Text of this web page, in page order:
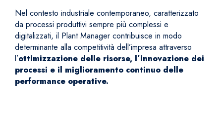
Nel contesto industriale contemporaneo, caratterizzato
da processi produttivi sempre più complessi e
digitalizzati, il Plant Manager contribuisce in modo
determinante alla competitività dell’impresa attraverso
l’ottimizzazione delle risorse, l’innovazione dei
processi e il miglioramento continuo delle
performance operative.